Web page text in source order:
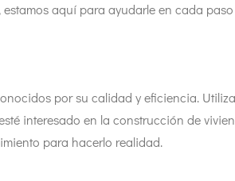
aquí para ayudarle en cada
por su calidad y eficiencia.
interesado en la construcción de
para hacerlo realidad.